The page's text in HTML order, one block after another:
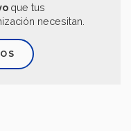
que tus
necesitan.